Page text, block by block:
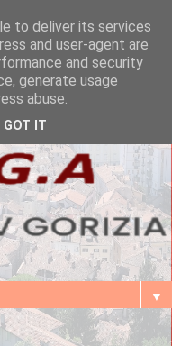
▼
to deliver its services
and user-agent are
and security
generate usage
abuse.
GOT IT